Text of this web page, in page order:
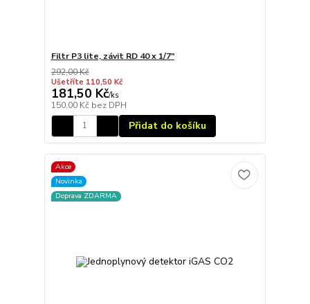
Filtr P3 lite, závit RD 40 x 1/7"
292,00 Kč
Ušetříte 110,50 Kč
181,50 Kč/ks
150,00 Kč bez DPH
Přidat do košíku
Akce
Novinka
Doprava ZDARMA